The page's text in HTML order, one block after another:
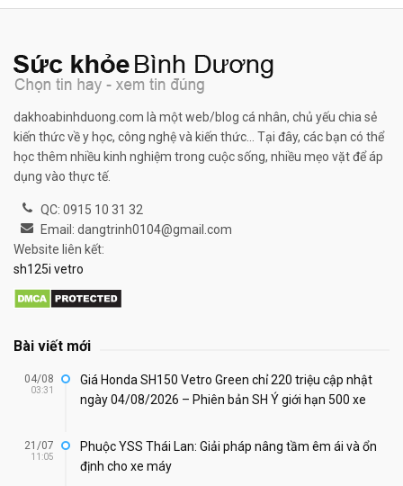
dakhoabinhduong.com là một web/blog cá nhân, chủ yếu chia sẻ
kiến thức về y học, công nghệ và kiến thức... Tại đây, các bạn có thể
học thêm nhiều kinh nghiệm trong cuộc sống, nhiều mẹo vặt để áp
dụng vào thực tế.
QC: 0915 10 31 32
Email: dangtrinh0104@gmail.com
Website liên kết:
sh125i vetro
Bài viết mới
04/08
03:31
Giá Honda SH150 Vetro Green chỉ 220 triệu cập nhật
ngày 04/08/2026 – Phiên bản SH Ý giới hạn 500 xe
21/07
11:05
Phuộc YSS Thái Lan: Giải pháp nâng tầm êm ái và ổn
định cho xe máy